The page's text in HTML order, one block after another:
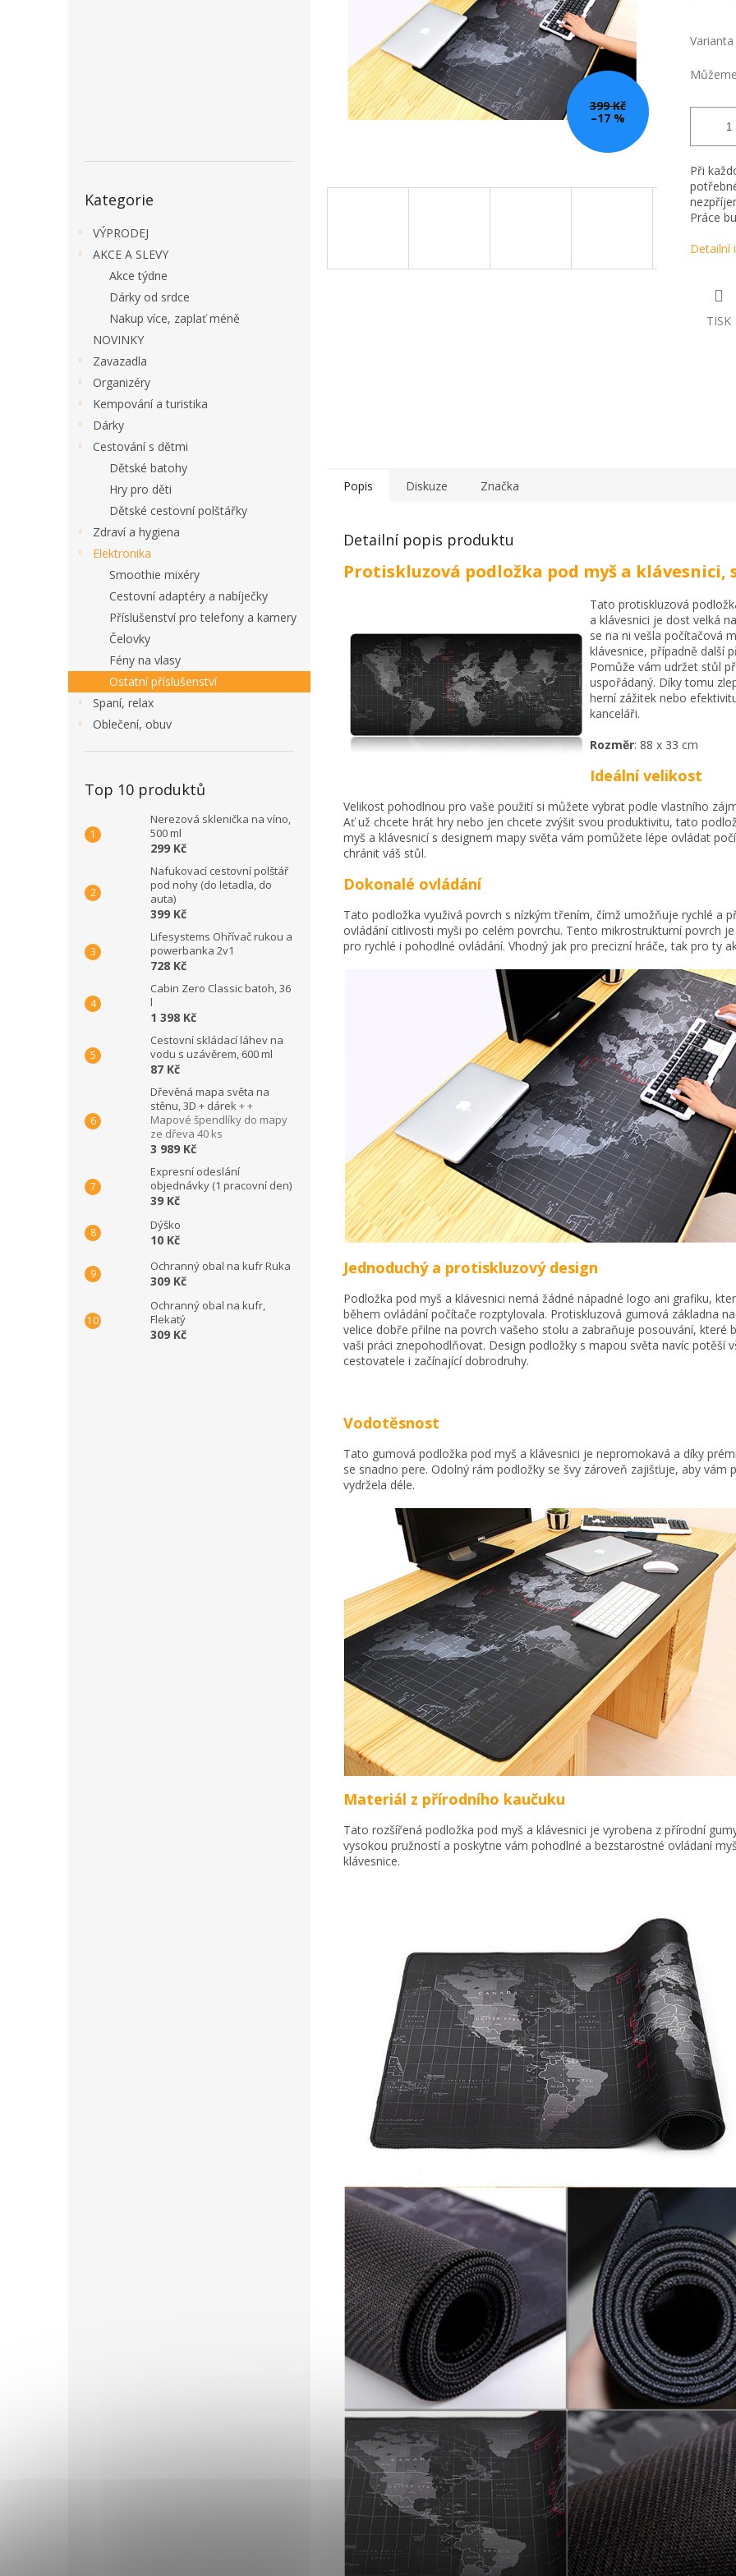
kategorie
Kategorie
VÝPRODEJ
AKCE A SLEVY
Akce týdne
Dárky od srdce
Nakup více, zaplať méně
NOVINKY
Zavazadla
Organizéry
Kempování a turistika
Dárky
Cestování s dětmi
Dětské batohy
Hry pro děti
Dětské cestovní polštářky
Zdraví a hygiena
Elektronika
Smoothie mixéry
Cestovní adaptéry a nabíječky
Příslušenství pro telefony a kamery
Čelovky
Fény na vlasy
Ostatní příslušenství
Spaní, relax
Oblečení, obuv
Top 10 produktů
Nerezová sklenička na víno,
500 ml
299 Kč
Nafukovací cestovní polštář
pod nohy (do letadla, do
auta)
399 Kč
Lifesystems Ohřívač rukou a
powerbanka 2v1
728 Kč
Cabin Zero Classic batoh, 36
l
1 398 Kč
Cestovní skládací láhev na
vodu s uzávěrem, 600 ml
87 Kč
Dřevěná mapa světa na
stěnu, 3D + dárek+ +
Mapové špendlíky do mapy
ze dřeva 40 ks
3 989 Kč
Expresní odeslání
objednávky (1 pracovní den)
39 Kč
Dýško
10 Kč
Ochranný obal na kufr Ruka
309 Kč
Ochranný obal na kufr,
Flekatý
309 Kč
399 Kč
–17 %
Varianta
Při
Práce
Detailní
TISK
Popis Diskuze Značka
Detailní popis produktu
Protiskluzová podložka pod myš a klávesnici,
Tato protiskluzová
a klávesnici je dost velká
se na ni vešla počítačová
klávesnice, případně další
Pomůže vám udržet stůl
uspořádaný. Díky tomu
herní zážitek nebo
kanceláři.
Rozměr: 88 x 33 cm
Ideální velikost
Velikost pohodlnou pro vaše použití si můžete vybrat podle vlastního
Ať už chcete hrát hry nebo jen chcete zvýšit svou produktivitu, tato
myš a klávesnicí s designem mapy světa vám pomůžete lépe ovládat
chránit váš stůl.
Dokonalé ovládání
Tato podložka využivá povrch s nízkým třením, čímž umožňuje rychlé a
ovládání citlivosti myši po celém povrchu. Tento mikrostrukturní povrch
pro rychlé i pohodlné ovládání. Vhodný jak pro precizní hráče, tak pro ty
Jednoduchý a protiskluzový design
Podložka pod myš a klávesnici nemá žádné nápadné logo ani grafiku,
během ovládání počítače rozptylovala. Protiskluzová gumová základna
velice dobře přilne na povrch vašeho stolu a zabraňuje posouvání, které
vaši práci znepohodlňovat. Design podložky s mapou světa navíc potěší
cestovatele i začínající dobrodruhy.
Vodotěsnost
Tato gumová podložka pod myš a klávesnici je nepromokavá a díky
se snadno pere. Odolný rám podložky se švy zároveň zajišťuje, aby vám
vydržela déle.
Materiál z přírodního kaučuku
Tato rozšířená podložka pod myš a klávesnici je vyrobena z přírodní
vysokou pružností a poskytne vám pohodlné a bezstarostné ovládaní
klávesnice.